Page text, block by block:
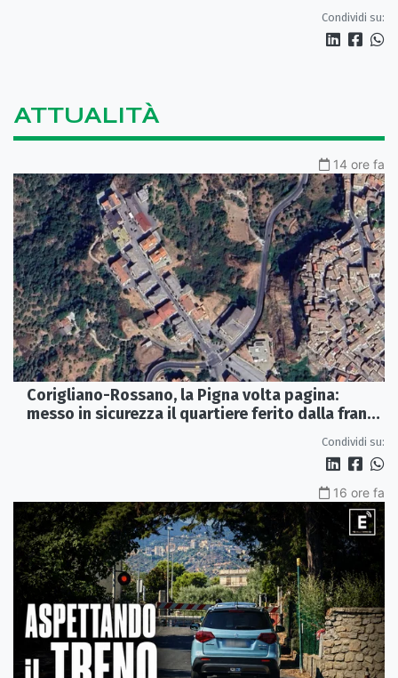
Condividi su:
ATTUALITÀ
14 ore fa
Corigliano-Rossano, la Pigna volta pagina:
messo in sicurezza il quartiere ferito dalla frana
Condividi su:
16 ore fa